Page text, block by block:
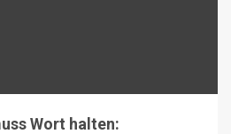
Wort halten: